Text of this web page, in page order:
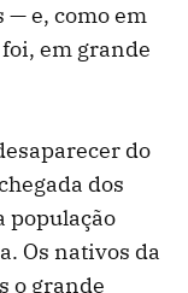
— e, como em
em grande
do
dos
população
Os nativos da
o grande